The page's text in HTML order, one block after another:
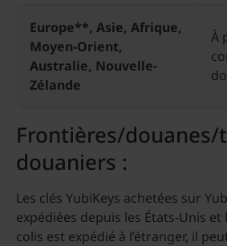
Europe**, Asie, Afrique,
Moyen-Orient,
Australie, Nouvelle-
Zélande
À
Frontières/douanes/
douaniers :
Les clés YubiKeys achetées sur
expédiées depuis les États-Unis et
colis est expédié à l’étranger, il